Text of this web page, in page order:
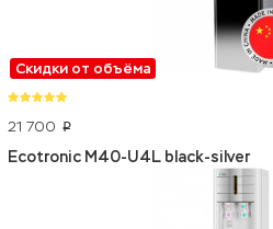
Скидки от объёма
21 700 p
Ecotronic M40-U4L black-silver